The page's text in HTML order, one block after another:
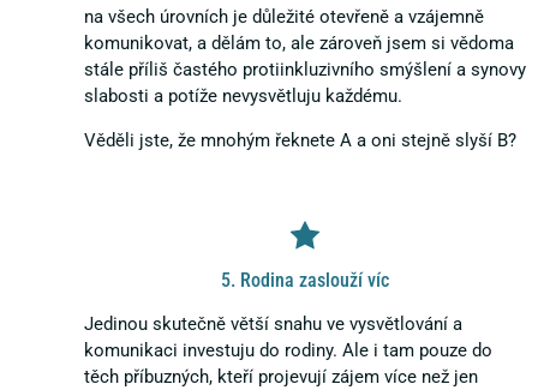
na všech úrovních je důležité otevřeně a vzájemně
komunikovat, a dělám to, ale zároveň jsem si vědoma
stále příliš častého protiinkluzivního smýšlení a synovy
slabosti a potíže nevysvětluju každému.
Věděli jste, že mnohým řeknete A a oni stejně slyší B?
5. Rodina zaslouží víc
Jedinou skutečně větší snahu ve vysvětlování a
komunikaci investuju do rodiny. Ale i tam pouze do
těch příbuzných, kteří projevují zájem více než jen